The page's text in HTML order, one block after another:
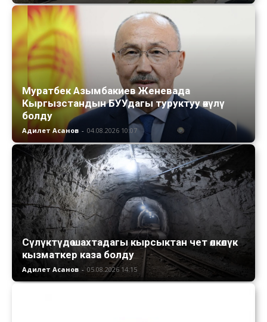
Муратбек Азымбакиев Женевада
Кыргызстандын БУУдагы туруктуу өкүлү
болду
Адилет Асанов - 04.08.2026 10:07
Сүлүктүдө шахтадагы кырсыктан чет өлкөлүк
кызматкер каза болду
Адилет Асанов - 05.08.2026 14:15